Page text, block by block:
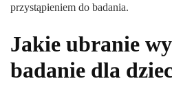
przystąpieniem do badania.
Jakie ubranie
badanie dla